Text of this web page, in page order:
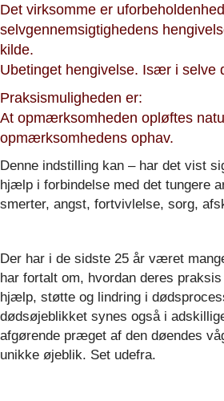
Det virksomme er
selvgennemsigtighedens
kilde.
Ubetinget hengivelse. Især i selve
Praksismuligheden er:
At opmærksomheden opløftes
opmærksomhedens ophav.
Denne indstilling kan – har det vist
hjælp i forbindelse med det tungere
smerter, angst, fortvivlelse, sorg,
Der har i de sidste 25 år været
har fortalt om, hvordan deres
hjælp, støtte og lindring i
dødsøjeblikket synes også i
afgørende præget af den døendes
unikke øjeblik. Set udefra.